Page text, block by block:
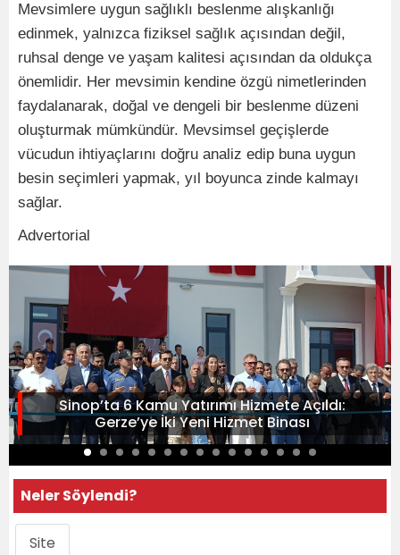
Mevsimlere uygun sağlıklı beslenme alışkanlığı
edinmek, yalnızca fiziksel sağlık açısından değil,
ruhsal denge ve yaşam kalitesi açısından da oldukça
önemlidir. Her mevsimin kendine özgü nimetlerinden
faydalanarak, doğal ve dengeli bir beslenme düzeni
oluşturmak mümkündür. Mevsimsel geçişlerde
vücudun ihtiyaçlarını doğru analiz edip buna uygun
besin seçimleri yapmak, yıl boyunca zinde kalmayı
sağlar.
Advertorial
Sinop’ta 6 Kamu Yatırımı Hizmete Açıldı:
Gerze’ye İki Yeni Hizmet Binası
Neler Söylendi?
Site